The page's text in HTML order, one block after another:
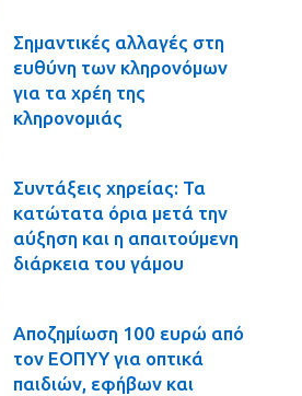
Σημαντικές αλλαγές στη
ευθύνη των κληρονόμων
για τα χρέη της
κληρονομιάς
Συντάξεις χηρείας: Τα
κατώτατα όρια μετά την
αύξηση και η απαιτούμενη
διάρκεια του γάμου
Αποζημίωση 100 ευρώ από
τον ΕΟΠΥΥ για οπτικά
παιδιών, εφήβων και